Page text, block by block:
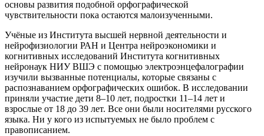
основы развития подобной орфографической
чувствительности пока остаются малоизученными.
Учёные из Института высшей нервной деятельности и
нейрофизиологии РАН и Центра нейроэкономики и
когнитивных исследований Института когнитивных
нейронаук НИУ ВШЭ с помощью электроэнцефалографии
изучили вызванные потенциалы, которые связаны с
распознаванием орфографических ошибок. В исследовании
приняли участие дети 8–10 лет, подростки 11–14 лет и
взрослые от 18 до 39 лет. Все они были носителями русского
языка. Ни у кого из испытуемых не было проблем с
правописанием.